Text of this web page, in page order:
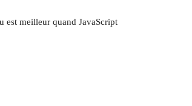
est meilleur quand JavaScript